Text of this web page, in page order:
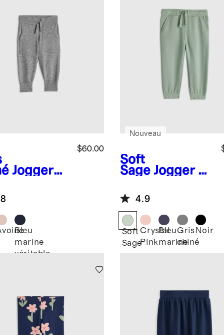
Jogger
$60.00
Bleu
marine
véritable
Soft
Sage Jogger en
SuperSoft
Nouveau
4.9
Soft
Sage
Crystal
Pink
Bleu
marine
Gris
chiné
Noir